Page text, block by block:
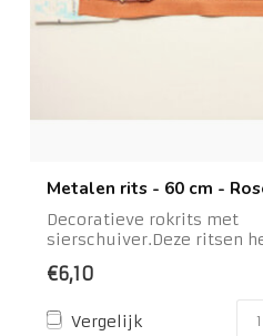
Metalen rits - 60 cm -
Decoratieve rokrits met
sierschuiver.Deze ritsen
€6,10
Vergelijk